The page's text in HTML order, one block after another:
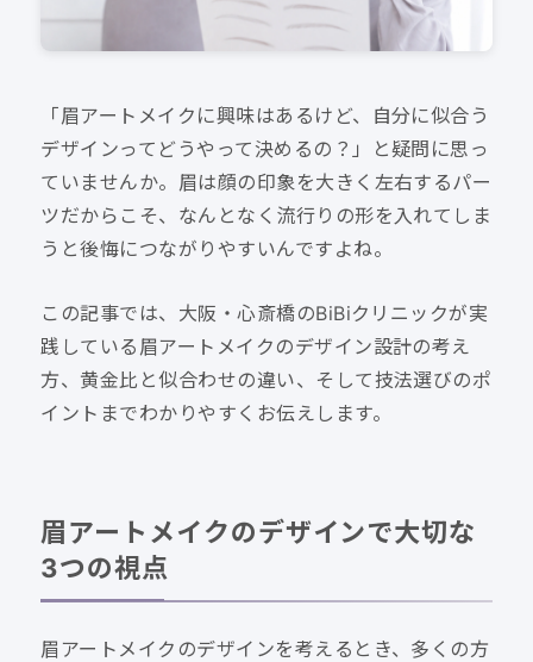
「眉アートメイクに興味はあるけど、自分に似合う
デザインってどうやって決めるの？」と疑問に思っ
ていませんか。眉は顔の印象を大きく左右するパー
ツだからこそ、なんとなく流行りの形を入れてしま
うと後悔につながりやすいんですよね。
この記事では、大阪・心斎橋のBiBiクリニックが実
践している眉アートメイクのデザイン設計の考え
方、黄金比と似合わせの違い、そして技法選びのポ
イントまでわかりやすくお伝えします。
眉アートメイクのデザインで大切な
3つの視点
眉アートメイクのデザインを考えるとき、多くの方